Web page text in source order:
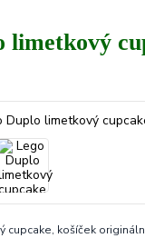
limetkový
košíček